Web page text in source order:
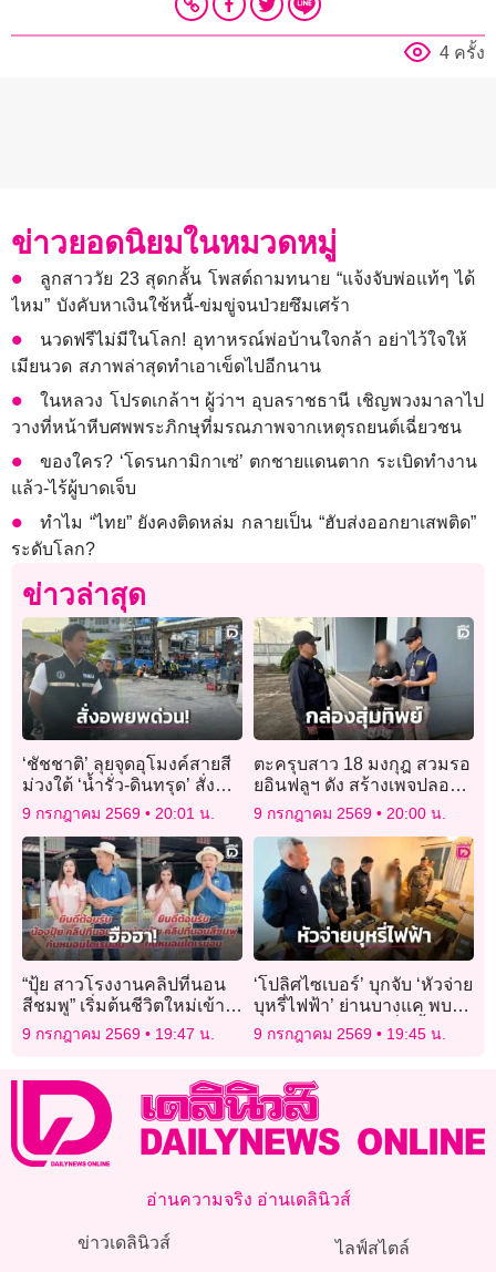
4 ครั้ง
ข่าวยอดนิยมในหมวดหมู่
ลูกสาววัย 23 สุดกลั้น โพสต์ถามทนาย “แจ้งจับพ่อแท้ๆ ได้
ไหม” บังคับหาเงินใช้หนี้-ข่มขู่จนป่วยซึมเศร้า
นวดฟรีไม่มีในโลก! อุทาหรณ์พ่อบ้านใจกล้า อย่าไว้ใจให้
เมียนวด สภาพล่าสุดทำเอาเข็ดไปอีกนาน
ในหลวง โปรดเกล้าฯ ผู้ว่าฯ อุบลราชธานี เชิญพวงมาลาไป
วางที่หน้าหีบศพพระภิกษุที่มรณภาพจากเหตุรถยนต์เฉี่ยวชน
ของใคร? ‘โดรนกามิกาเซ่’ ตกชายแดนตาก ระเบิดทำงาน
แล้ว-ไร้ผู้บาดเจ็บ
ทำไม “ไทย” ยังคงติดหล่ม กลายเป็น “ฮับส่งออกยาเสพติด”
ระดับโลก?
ข่าวล่าสุด
‘ชัชชาติ’ ลุยจุดอุโมงค์สายสี
ม่วงใต้ ‘น้ำรั่ว-ดินทรุด’ สั่ง
อพยพด่วนผู้พักอาศัยรัศมี 30
9 กรกฎาคม 2569 20:01 น.
ตะครุบสาว 18 มงกุฎ สวมรอ
ยอินฟลูฯ ดัง สร้างเพจปลอม
หลอกขายกล่องสุ่มทิพย์
9 กรกฎาคม 2569 20:00 น.
“ปุ้ย สาวโรงงานคลิปที่นอน
สีชมพู” เริ่มต้นชีวิตใหม่เข้า
ค่ายเพลง “มายด์มิวสิค
เรคคอร์ด”แล้ว
9 กรกฎาคม 2569 19:47 น.
‘โปลิศไซเบอร์’ บุกจับ ‘หัวจ่าย
บุหรี่ไฟฟ้า’ ย่านบางแค พบ
ของกลางกว่า 5 หมื่นชิ้น
9 กรกฎาคม 2569 19:45 น.
อ่านความจริง อ่านเดลินิวส์
ข่าวเดลินิวส์
ไลฟ์สไตล์